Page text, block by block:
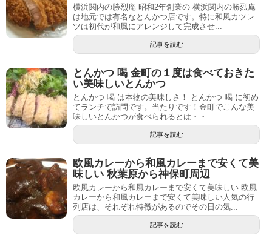
横浜関内の勝烈庵 昭和2年創業の 横浜関内の勝烈庵
は地元では有名なとんかつ店です。特に和風カツレ
ツは初代が和風にアレンジして完成させ...
記事を読む
とんかつ 喝 金町の１度は食べておきた
い美味しいとんかつ
とんかつ 喝 は本物の美味しさ！ とんかつ 喝 に初め
てランチで訪問です。当たりです！金町でこんな美
味しいとんかつが食べられるとは・・...
記事を読む
欧風カレーから和風カレーまで安くて美
味しい 秋葉原から神保町周辺
欧風カレーから和風カレーまで安くて美味しい 欧風
カレーから和風カレーまで安くて美味しい人気の行
列店は、それぞれ特徴があるのでその日の気...
記事を読む